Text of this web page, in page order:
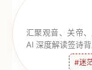
汇聚观音、关帝
AI 深度解读签诗
#迷